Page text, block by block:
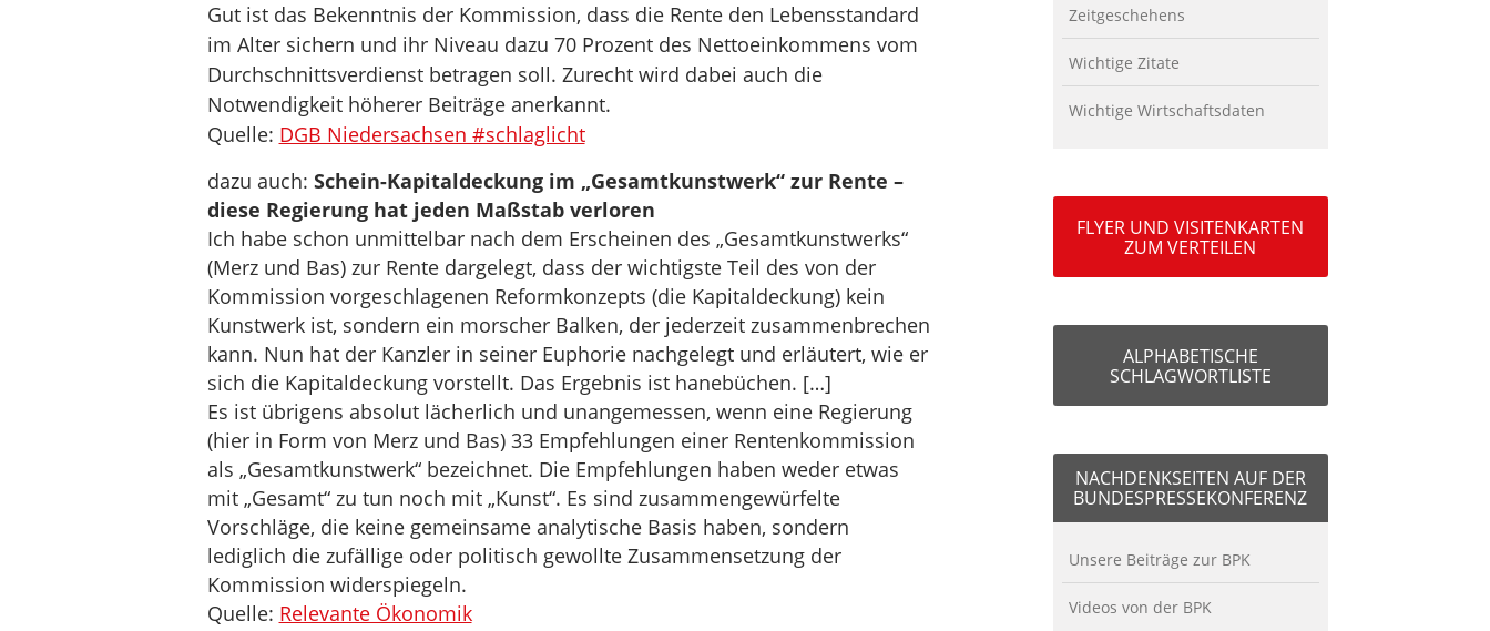
Gut ist das Bekenntnis der Kommission, dass die Rente den Lebensstandard
im Alter sichern und ihr Niveau dazu 70 Prozent des Nettoeinkommens vom
Durchschnittsverdienst betragen soll. Zurecht wird dabei auch die
Notwendigkeit höherer Beiträge anerkannt.
Quelle: DGB Niedersachsen #schlaglicht
dazu auch: Schein-Kapitaldeckung im „Gesamtkunstwerk“ zur Rente –
diese Regierung hat jeden Maßstab verloren
Ich habe schon unmittelbar nach dem Erscheinen des „Gesamtkunstwerks“
(Merz und Bas) zur Rente dargelegt, dass der wichtigste Teil des von der
Kommission vorgeschlagenen Reformkonzepts (die Kapitaldeckung) kein
Kunstwerk ist, sondern ein morscher Balken, der jederzeit zusammenbrechen
kann. Nun hat der Kanzler in seiner Euphorie nachgelegt und erläutert, wie er
sich die Kapitaldeckung vorstellt. Das Ergebnis ist hanebüchen. […]
Es ist übrigens absolut lächerlich und unangemessen, wenn eine Regierung
(hier in Form von Merz und Bas) 33 Empfehlungen einer Rentenkommission
als „Gesamtkunstwerk“ bezeichnet. Die Empfehlungen haben weder etwas
mit „Gesamt“ zu tun noch mit „Kunst“. Es sind zusammengewürfelte
Vorschläge, die keine gemeinsame analytische Basis haben, sondern
lediglich die zufällige oder politisch gewollte Zusammensetzung der
Kommission widerspiegeln.
Quelle: Relevante Ökonomik
Zeitgeschehens
Wichtige Zitate
Wichtige Wirtschaftsdaten
FLYER UND VISITENKARTEN
ZUM VERTEILEN
ALPHABETISCHE
SCHLAGWORTLISTE
NACHDENKSEITEN AUF DER
BUNDESPRESSEKONFERENZ
Unsere Beiträge zur BPK
Videos von der BPK